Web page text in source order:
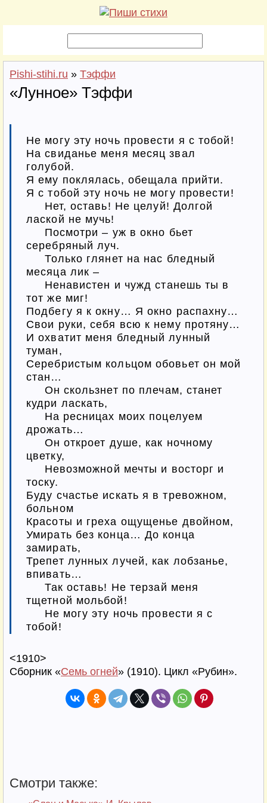
Pishi-stihi.ru » Тэффи
«Лунное» Тэффи
Не могу эту ночь провести я с тобой!
На свиданье меня месяц звал
голубой.
Я ему поклялась, обещала прийти.
Я с тобой эту ночь не могу провести!
‎     Нет, оставь! Не целуй! Долгой
лаской не мучь!
‎‎     Посмотри – уж в окно бьет
серебряный луч.
‎‎     Только глянет на нас бледный
месяца лик –
‎‎     Ненавистен и чужд станешь ты в
тот же миг!
Подбегу я к окну… Я окно распахну…
Свои руки, себя всю к нему протяну…
И охватит меня бледный лунный
туман,
Серебристым кольцом обовьет он мой
стан…
‎‎     Он скользнет по плечам, станет
кудри ласкать,
‎‎     На ресницах моих поцелуем
дрожать…
‎‎     Он откроет душе, как ночному
цветку,
‎‎     Невозможной мечты и восторг и
тоску.
Буду счастье искать я в тревожном,
больном
Красоты и греха ощущенье двойном,
Умирать без конца… До конца
замирать,
Трепет лунных лучей, как лобзанье,
впивать…
‎‎     Так оставь! Не терзай меня
тщетной мольбой!
‎‎     Не могу эту ночь провести я с
тобой!
<1910>
Сборник «Семь огней» (1910). Цикл «Рубин».
Смотри также: